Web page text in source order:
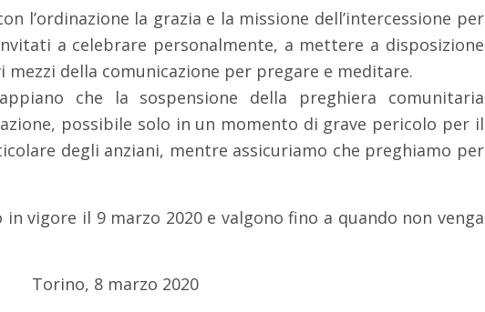
l’ordinazione la grazia e la missione dell’intercessione per
a celebrare personalmente, a mettere a disposizione
della comunicazione per pregare e meditare.
che la sospensione della preghiera comunitaria
possibile solo in un momento di grave pericolo per il
degli anziani, mentre assicuriamo che preghiamo per
vigore il 9 marzo 2020 e valgono fino a quando non venga
Torino, 8 marzo 2020